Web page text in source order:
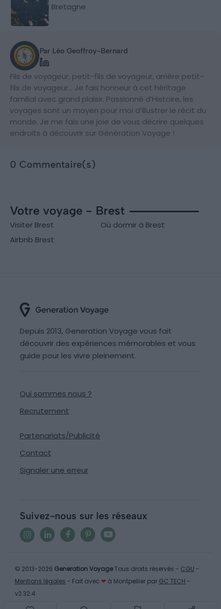
Bretagne
Par Léo Geoffroy-Bernard
Fils de voyageur, petit-fils de voyageur, arrière petit-
fils de voyageur… Je fais honneur à cet héritage
familial avec grand plaisir. Passionné d’Histoire, les
voyages sont un moyen pour moi d’illustrer le récit du
monde. Je me fais une joie de vous décrire quelques
endroits à découvrir sur Génération Voyage !
0 Commentaire(s)
Votre voyage - Brest
Visiter Brest
Où dormir à Brest
Airbnb Brest
Depuis 2013, Generation Voyage vous fait
découvrir des expériences mémorables et vous
guide pour les vivre pleinement.
Qui sommes nous ?
Recrutement
Partenariats/Publicité
Contact
Signaler une erreur
Suivez-nous sur les réseaux
© 2013-2026 Generation VoyageTous droits réservés - CGU -
Mentions légales - Fait avec ❤ à Montpellier par GC TECH -
v2.32.4